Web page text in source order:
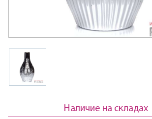
Наличие на складах